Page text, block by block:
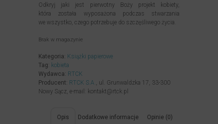
Odkryj jaki jest pierwotny Boży projekt kobiety,
która została wyposażona podczas stwarzania
we wszystko, czego potrzebuje do szczęśliwego życia.
Brak w magazynie
Kategoria: Książki papierowe
Tag: kobieta
Wydawca: RTCK
Producent: RTCK S.A., ul. Grunwaldzka 17, 33-300
Nowy Sącz, e-mail: kontakt@rtck.pl
Opis Dodatkowe informacje Opinie (0)